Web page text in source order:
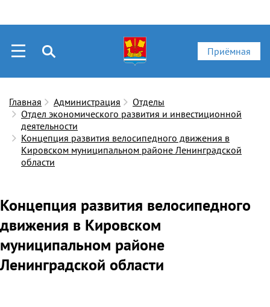
Приёмная
Главная Администрация
Отделы
Отдел экономического развития и инвестиционной
деятельности
Концепция развития велосипедного движения в
Кировском муниципальном районе Ленинградской
области
Концепция развития велосипедного
движения в Кировском
муниципальном районе
Ленинградской области